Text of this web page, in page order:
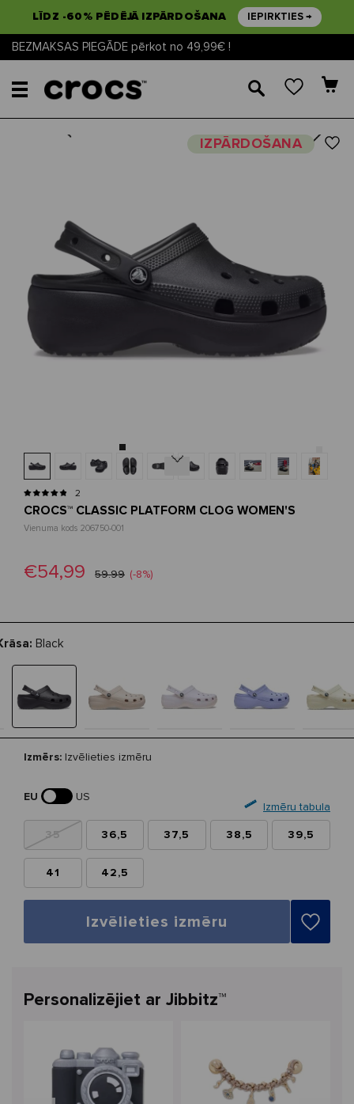
LĪDZ -60% PĒDĒJĀ IZPĀRDOŠANA IEPIRKTIES →
BEZMAKSAS PIEGĀDE pērkot no 49,99€ !
🔎
IZPĀRDOŠANANext
Next
2
CROCS™ CLASSIC PLATFORM CLOG WOMEN'S
Vienuma kods 206750-001
€54,99 59.99 (-8%)
Black
Izmērs: Izvēlieties izmēru
EU
US
Izmēru tabula
35 36,5 37,5 38,5 39,5
41 42,5
Izvēlieties izmēru
Personalizējiet ar Jibbitz™